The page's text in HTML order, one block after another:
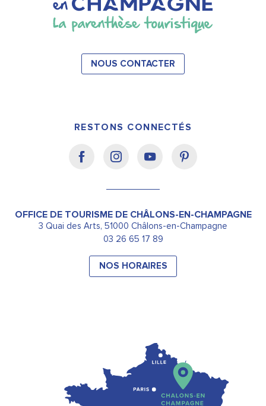
NOUS CONTACTER
RESTONS CONNECTÉS
OFFICE DE TOURISME DE CHÂLONS-EN-CHAMPAGNE
3 Quai des Arts, 51000 Châlons-en-Champagne
03 26 65 17 89
NOS HORAIRES